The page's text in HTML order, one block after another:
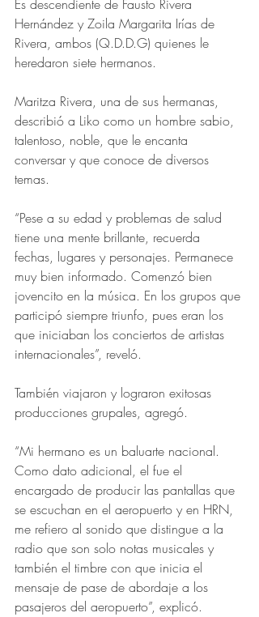
Es descendiente de Fausto Rivera
Hernández y Zoila Margarita Irías de
Rivera, ambos (Q.D.D.G) quienes le
heredaron siete hermanos.
Maritza Rivera, una de sus hermanas,
describió a Liko como un hombre sabio,
talentoso, noble, que le encanta
conversar y que conoce de diversos
temas.
“Pese a su edad y problemas de salud
tiene una mente brillante, recuerda
fechas, lugares y personajes. Permanece
muy bien informado. Comenzó bien
jovencito en la música. En los grupos que
participó siempre triunfo, pues eran los
que iniciaban los conciertos de artistas
internacionales”, reveló.
También viajaron y lograron exitosas
producciones grupales, agregó.
“Mi hermano es un baluarte nacional.
Como dato adicional, el fue el
encargado de producir las pantallas que
se escuchan en el aeropuerto y en HRN,
me refiero al sonido que distingue a la
radio que son solo notas musicales y
también el timbre con que inicia el
mensaje de pase de abordaje a los
pasajeros del aeropuerto”, explicó.